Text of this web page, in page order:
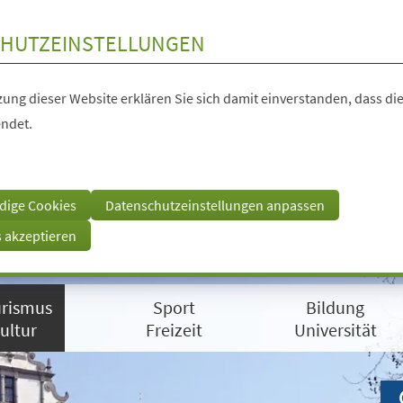
dieser Website erklären Sie sich damit einverstanden, dass
Cookies
Datenschutzeinstellungen anpassen
akzeptieren
Sport
Freizeit
Bildung
Universität